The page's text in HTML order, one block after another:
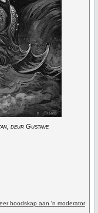
deur Gustave
boodskap aan 'n moderator